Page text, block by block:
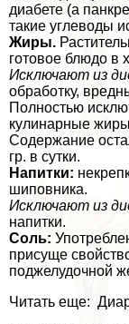
диабете (а
такие углеводы
Жиры.
готовое блюдо в
Исключают из
обработку,
Полностью
кулинарные
Содержание
гр. в сутки.
Напитки:
шиповника.
Исключают из
напитки.
Соль:
присуще
поджелудочной
Читать еще: